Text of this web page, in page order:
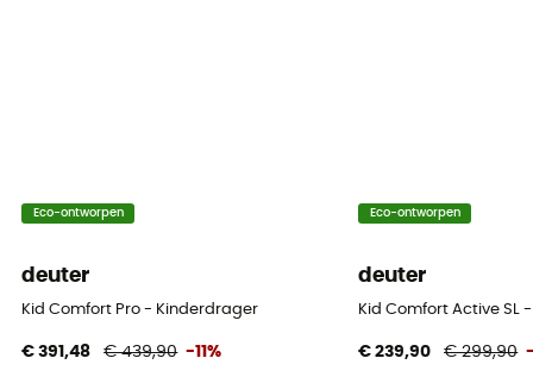
Eco-ontworpen
deuter
Kid Comfort Pro - Kinderdrager
€ 391,48 € 439,90 -11%
Eco-ontworpen
deuter
Kid Comfort Active SL
€ 239,90 € 299,90